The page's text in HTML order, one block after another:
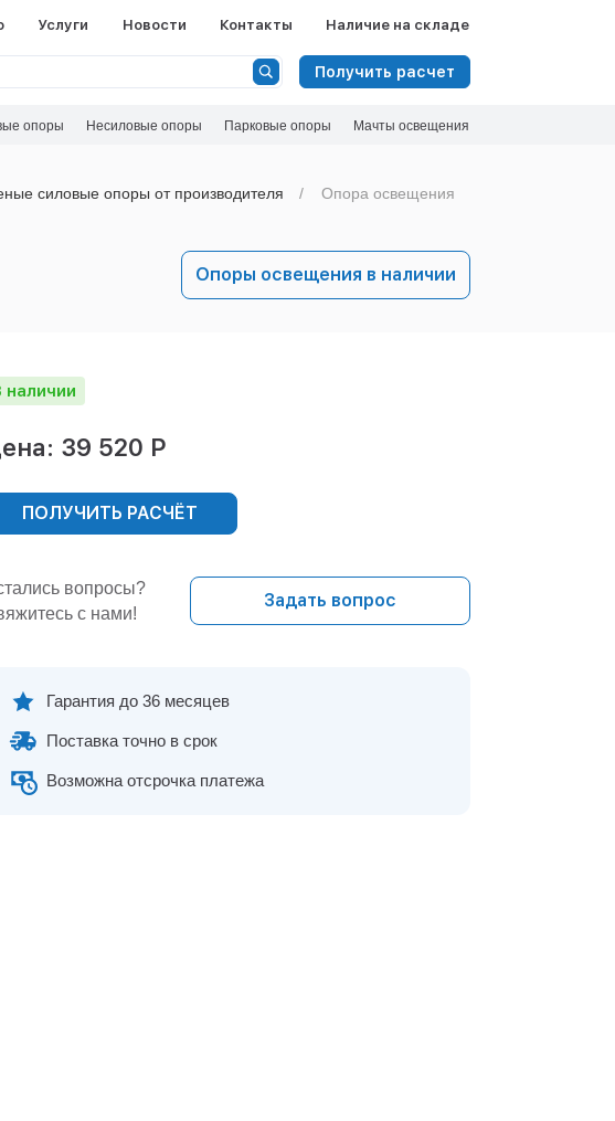
Услуги Новости Контакты Наличие на складе
Получить расчет
опоры Несиловые опоры Парковые опоры Мачты освещения
силовые опоры от производителя
Опора освещения
Опоры освещения в наличии
наличии
39 520 Р
ПОЛУЧИТЬ РАСЧЁТ
вопросы?
с нами!
Задать вопрос
Гарантия до 36 месяцев
Поставка точно в срок
Возможна отсрочка платежа